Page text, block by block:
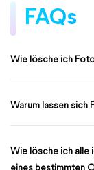
FAQs
Wie lösche ich
Warum lassen sich
Wie lösche ich alle